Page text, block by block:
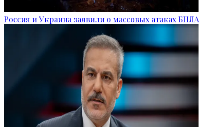
Россия и Украина заявили о массовых атаках БПЛА